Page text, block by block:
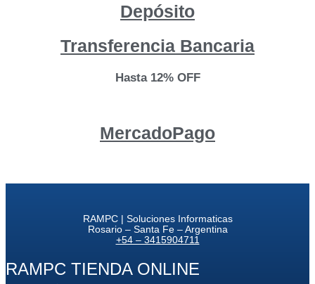
Depósito
Transferencia Bancaria
Hasta 12% OFF
MercadoPago
RAMPC | Soluciones Informaticas
Rosario – Santa Fe – Argentina
+54 – 3415904711
RAMPC TIENDA ONLINE